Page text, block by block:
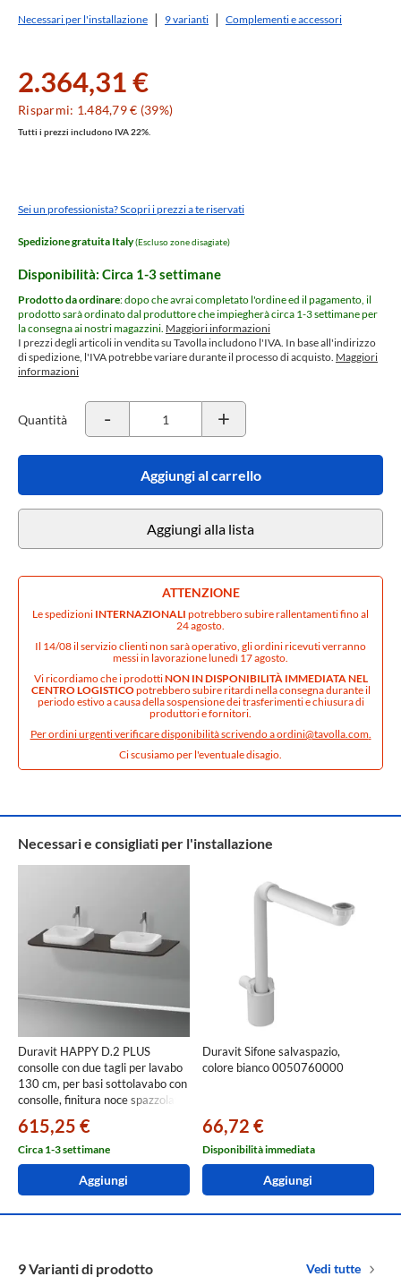
Necessari per l'installazione 9 varianti Complementi e accessori
2.364,31 €
Risparmi: 1.484,79 € (39%)
Tutti i prezzi includono IVA 22%.
Sei un professionista? Scopri i prezzi a te riservati
Spedizione gratuita Italy(Escluso zone disagiate)
Disponibilità: Circa 1-3 settimane
Prodotto da ordinare: dopo che avrai completato l'ordine ed il pagamento, il
prodotto sarà ordinato dal produttore che impiegherà circa 1-3 settimane per
la consegna ai nostri magazzini. Maggiori informazioni
I prezzi degli articoli in vendita su Tavolla includono l'IVA. In base all'indirizzo
di spedizione, l'IVA potrebbe variare durante il processo di acquisto. Maggiori
informazioni
Quantità - +
Aggiungi al carrello
Aggiungi alla lista
ATTENZIONE
Le spedizioni INTERNAZIONALI potrebbero subire rallentamenti fino al
24 agosto.
Il 14/08 il servizio clienti non sarà operativo, gli ordini ricevuti verranno
messi in lavorazione lunedì 17 agosto.
Vi ricordiamo che i prodottiNON IN DISPONIBILITÀ IMMEDIATA NEL
CENTRO LOGISTICOpotrebbero subire ritardi nella consegna durante il
periodo estivo a causa della sospensione dei trasferimenti e chiusura di
produttori e fornitori.
Per ordini urgenti verificare disponibilità scrivendo aordini@tavolla.com.
Ci scusiamo per l'eventuale disagio.
Necessari e consigliati per l'installazione
Duravit HAPPY D.2 PLUS
consolle con due tagli per lavabo
130 cm, per basi sottolavabo con
consolle, finitura noce spazzolato
615,25 €
Circa 1-3 settimane
Aggiungi
Duravit Sifone salvaspazio,
colore bianco 0050760000
66,72 €
Disponibilità immediata
Aggiungi
9 Varianti di prodotto Vedi tutte